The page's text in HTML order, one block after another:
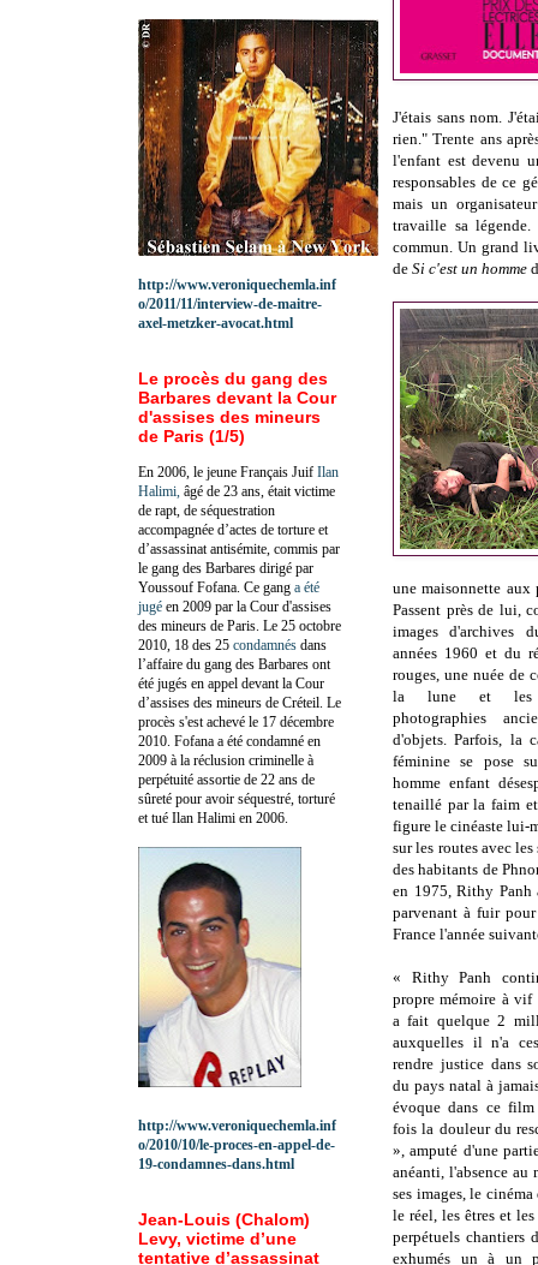
J'étais sans nom.
rien." Trente ans
l'enfant est devenu
responsables de ce
mais un
travaille sa légende.
commun. Un grand
de Si c'est un homme
une maisonnette aux
Passent près de lui,
images d'archives
années 1960 et du
rouges, une nuée de
la lune et les
photographies
d'objets. Parfois, la
féminine se pose
homme enfant
tenaillé par la faim
figure le cinéaste lui-
sur les routes avec
des habitants de
en 1975, Rithy Panh
parvenant à fuir
France l'année
« Rithy Panh
propre mémoire à
a fait quelque 2
auxquelles il n'a
rendre justice dans
du pays natal à
évoque dans ce
fois la douleur du
», amputé d'une
anéanti, l'absence
ses images, le
le réel, les êtres et
perpétuels chantiers
exhumés un à un
http://www.veroniquechemla.inf
o/2011/11/interview-de-maitre-
axel-metzker-avocat.html
Le procès du gang des
Barbares devant la Cour
d'assises des mineurs
de Paris (1/5)
En 2006, le jeune Français Juif Ilan
Halimi, âgé de 23 ans, était victime
de rapt, de séquestration
accompagnée d’actes de torture et
d’assassinat antisémite, commis par
le gang des Barbares dirigé par
Youssouf Fofana. Ce gang a été
jugé en 2009 par la Cour d'assises
des mineurs de Paris. Le 25 octobre
2010, 18 des 25 condamnés dans
l’affaire du gang des Barbares ont
été jugés en appel devant la Cour
d’assises des mineurs de Créteil. Le
procès s'est achevé le 17 décembre
2010. Fofana a été condamné en
2009 à la réclusion criminelle à
perpétuité assortie de 22 ans de
sûreté pour avoir séquestré, torturé
et tué Ilan Halimi en 2006.
http://www.veroniquechemla.inf
o/2010/10/le-proces-en-appel-de-
19-condamnes-dans.html
Jean-Louis (Chalom)
Levy, victime d’une
tentative d’assassinat